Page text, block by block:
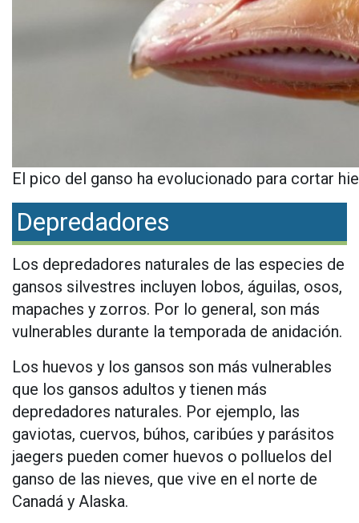
El pico del ganso ha evolucionado para cortar
Depredadores
Los depredadores naturales de las especies de
gansos silvestres incluyen lobos, águilas, osos,
mapaches y zorros. Por lo general, son más
vulnerables durante la temporada de anidación.
Los huevos y los gansos son más vulnerables
que los gansos adultos y tienen más
depredadores naturales. Por ejemplo, las
gaviotas, cuervos, búhos, caribúes y parásitos
jaegers pueden comer huevos o polluelos del
ganso de las nieves, que vive en el norte de
Canadá y Alaska.